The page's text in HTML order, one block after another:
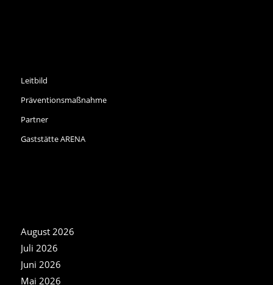
Leitbild
Präventionsmaßnahme
Partner
Gaststätte ARENA
August 2026
Juli 2026
Juni 2026
Mai 2026